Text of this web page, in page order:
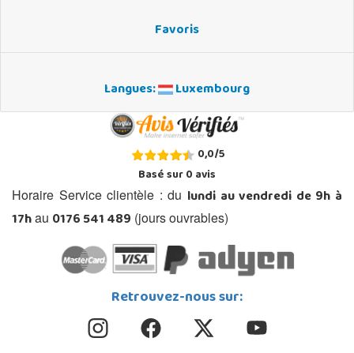
Favoris
Langues: Luxembourg
0,0/5
Basé sur0avis
Horaire Service clientèle : du lundi au vendredi de 9h à
17hau 0176 541 489 (jours ouvrables)
Retrouvez-nous sur: